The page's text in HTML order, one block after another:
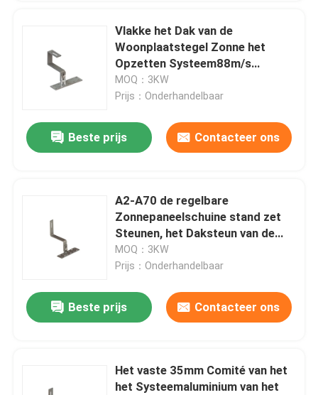
Video's
VR toon
Fabrieksreis
Vlakke het Dak van de
Woonplaatstegel Zonne het
Opzetten Systeem88m/s
Regelbare Comité Huishouden
Photovoltaic Haak
MOQ：3KW
Prijs：Onderhandelbaar
Beste prijs Contacteer ons
A2-A70 de regelbare
Zonnepaneelschuine stand zet
Steunen, het Daksteun van de
Aluminium Zonnetegel op
MOQ：3KW
Prijs：Onderhandelbaar
Beste prijs Contacteer ons
Het vaste 35mm Comité van het
het Systeemaluminium van het